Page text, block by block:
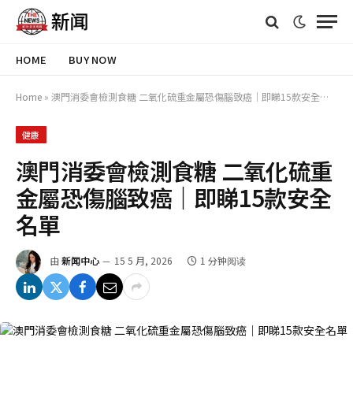
HOME BUY NOW
Home » 澳門消委會檢測食糖 二氧化硫重金屬恐傷腦致癌｜即睇15款安全名單
健康
澳門消委會檢測食糖 二氧化硫重
金屬恐傷腦致癌｜即睇15款安全
名單
由 新闻中心 15 5 月, 2026 1 分钟阅读